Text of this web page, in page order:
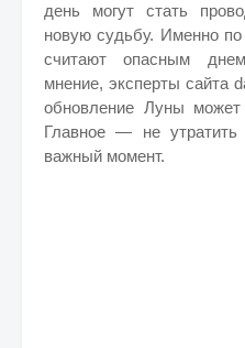
день могут стать
новую судьбу. Именно
считают опасным
мнение, эксперты сайта
обновление Луны
Главное — не
важный момент.